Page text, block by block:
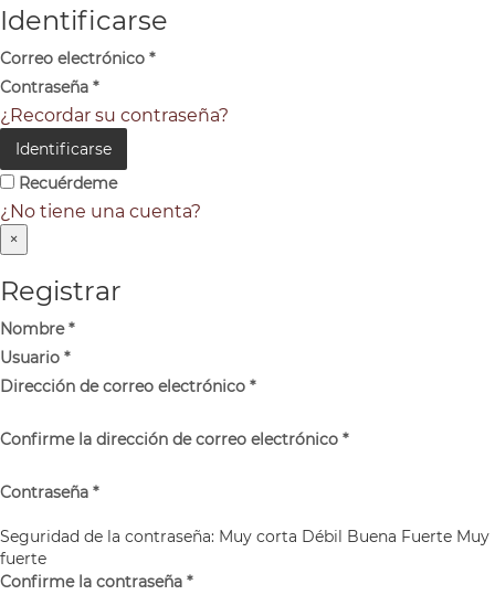
Identificarse
Correo electrónico *
Contraseña *
¿Recordar su contraseña?
Identificarse
Recuérdeme
¿No tiene una cuenta?
×
Registrar
Nombre*
Usuario *
Dirección de correo electrónico *
Confirme la dirección de correo electrónico *
Contraseña *
Seguridad de la contraseña: Muy corta Débil Buena Fuerte Muy
fuerte
Confirme la contraseña *